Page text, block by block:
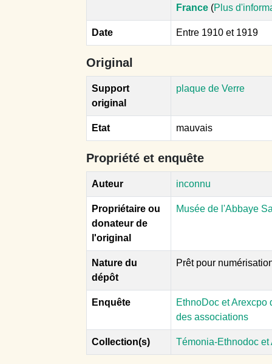
France (Plus
Date Entre 1910 et 1919
Original
Support
original
plaque de Verre
Etat mauvais
Propriété et enquête
Auteur inconnu
Propriétaire ou
donateur de
l'original
Musée de l'Abbaye
Nature du
dépôt
Prêt pour
Enquête
EthnoDoc et Arexcpo
des associations
Collection(s) Témonia-Ethnodoc